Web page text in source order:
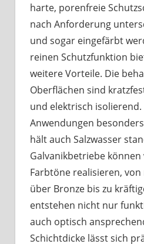
harte, porenfreie
nach Anforderung
und sogar eingefärbt
reinen Schutzfunktion
weitere Vorteile. Die
Oberflächen sind
und elektrisch
Anwendungen
hält auch Salzwasser
Galvanikbetriebe
Farbtöne realisieren,
über Bronze bis zu
entstehen nicht nur
auch optisch
Schichtdicke lässt sich